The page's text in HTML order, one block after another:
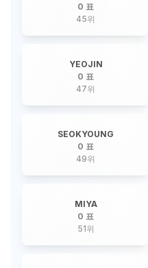
0 표
45위
YEOJIN
0 표
47위
SEOKYOUNG
0 표
49위
MIYA
0 표
51위